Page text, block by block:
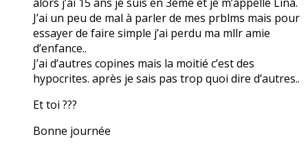
J’ai un peu de mal à parler de mes prblms mais pour
essayer de faire simple j’ai perdu ma mllr amie
d’enfance..
J’ai d’autres copines mais la moitié c’est des
hypocrites. après je sais pas trop quoi dire d’autres..
Et toi ???
Bonne journée